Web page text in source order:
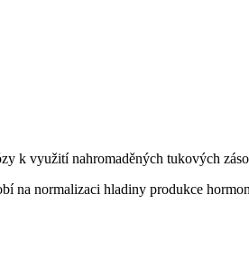
k využití nahromaděných tukových
na normalizaci hladiny produkce